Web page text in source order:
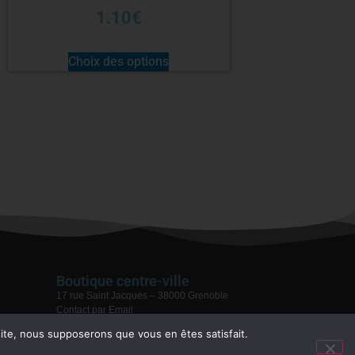
1.10€
Choix des options
Boutique centre-ville
17 rue Saint Jacques – 38000 Grenoble
Contact par Email
nous supposerons que vous en êtes satisfait.